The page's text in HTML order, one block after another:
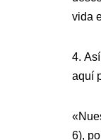
vida
4.
aquí
6),